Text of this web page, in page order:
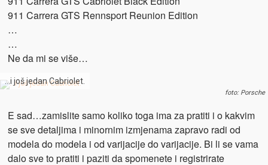
911 Carrera GTS Rennsport Reunion Edition
…
…
Ne da mi se više…
…i još jedan Cabriolet.
foto: Porsche
E sad…zamislite samo koliko toga ima za pratiti i o kakvim
se sve detaljima i minornim izmjenama zapravo radi od
modela do modela i od varijacije do varijacije. Bi li se vama
dalo sve to pratiti i paziti da spomenete i registrirate